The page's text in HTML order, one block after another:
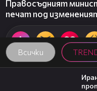
Всички
Правосъдният
печат под
00:46